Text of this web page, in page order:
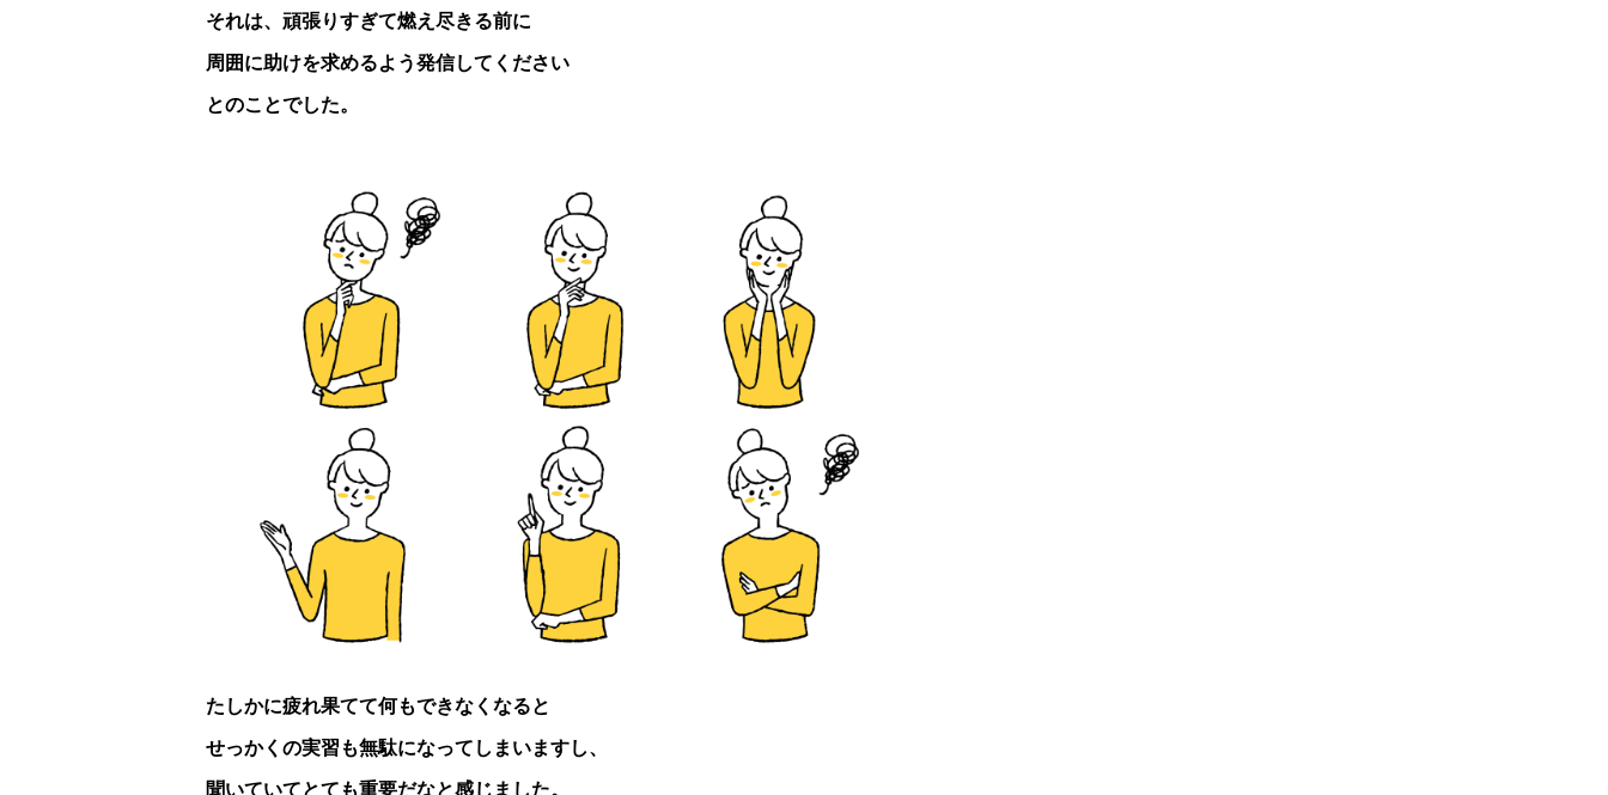
それは、頑張りすぎて燃え尽きる前に
周囲に助けを求めるよう発信してください
とのことでした。
たしかに疲れ果てて何もできなくなると
せっかくの実習も無駄になってしまいますし、
聞いていてとても重要だなと感じました。